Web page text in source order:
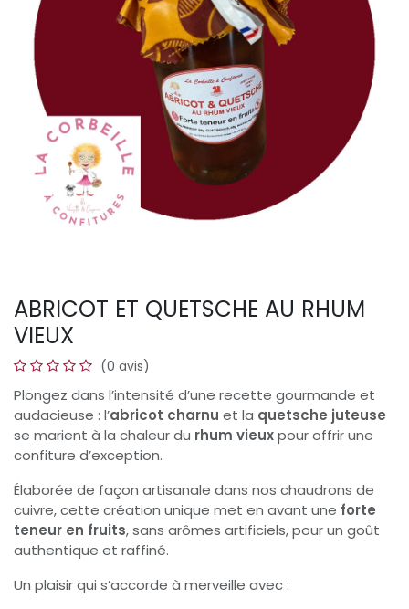
ABRICOT ET QUETSCHE AU RHUM
VIEUX
(0 avis)
Plongez dans l’intensité d’une recette gourmande et
audacieuse : l’abricot charnu et la quetsche juteuse
se marient à la chaleur du rhum vieuxpour offrir une
confiture d’exception.
Élaborée de façon artisanale dans nos chaudrons de
cuivre, cette création unique met en avant une forte
teneur en fruits, sans arômes artificiels, pour un goût
authentique et raffiné.
Un plaisir qui s’accorde à merveille avec :